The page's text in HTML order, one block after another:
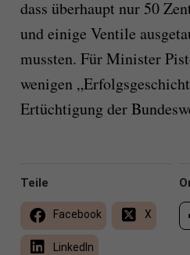
dass überhaupt nur 50
und einige Ventile
mussten. Für Minister
wenigen
Ertüchtigung der
Teile
Facebook X
LinkedIn